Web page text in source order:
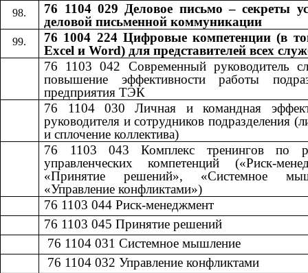
76 1104 029 Деловое письмо – секреты
деловой письменной коммуникации
76 1004 224 Цифровые компетенции (в
Excel и Word) для представителей всех
76 1103 042
Современный руководитель
повышение эффективности работы
предприятия ТЭК
76 1104 030 ​​Личная и командная
руководителя и сотрудников подразделения
и сплочение коллектива)
76 1103 043 ​​Комплекс тренингов по
управленческих компетенций («Риск-
«Принятие решений», «Системное
«Управление конфликтами»)
76 1103 044 ​​Риск-менеджмент​​
76 1103 045 ​​Принятие решений​​
​​ 76 1104 031 ​​Системное мышление​​
​​ 76 1104 032 ​​Управление конфликтами​​